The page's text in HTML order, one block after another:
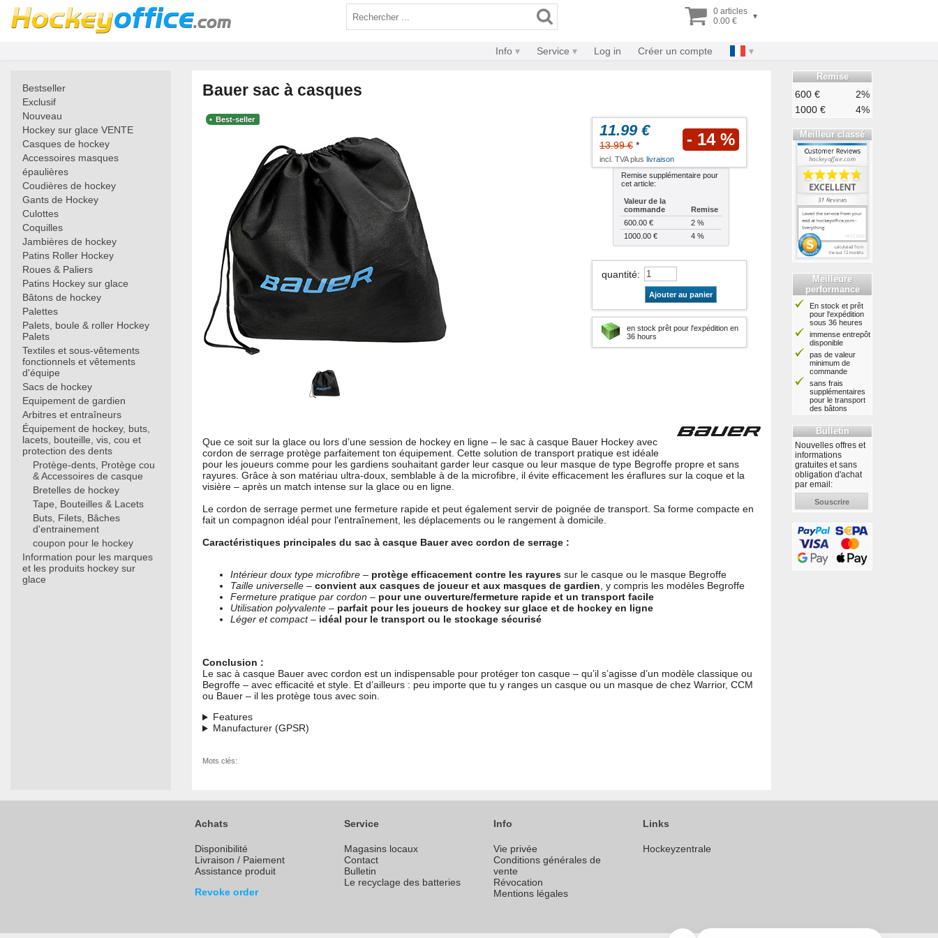
0 articles
0.00 €
▾
Info Service Log in Créer un compte
Bestseller
Exclusif
Nouveau
Hockey sur glace VENTE
Casques de hockey
Accessoires masques
épaulières
Coudières de hockey
Gants de Hockey
Culottes
Coquilles
Jambières de hockey
Patins Roller Hockey
Roues & Paliers
Patins Hockey sur glace
Bâtons de hockey
Palettes
Palets, boule & roller Hockey
Palets
Textiles et sous-vêtements
fonctionnels et vêtements
d'équipe
Sacs de hockey
Equipement de gardien
Arbitres et entraîneurs
Équipement de hockey, buts,
lacets, bouteille, vis, cou et
protection des dents
Protège-dents, Protège cou
& Accessoires de casque
Bretelles de hockey
Tape, Bouteilles & Lacets
Buts, Filets, Bâches
d'entrainement
coupon pour le hockey
Information pour les marques
et les produits hockey sur
glace
Bauer sac à casques
Best-seller
11.99 €
13.99 € * - 14 %
incl. TVA plus livraison
Remise supplémentaire pour
cet article:
Valeur de la
commande
Remise
600.00 €
2 %
1000.00 €
4 %
quantité:
Ajouter au panier
en stock prêt pour l'expédition en
36 hours
Que ce soit sur la glace ou lors d’une session de hockey en ligne – le sac à casque Bauer Hockey avec
cordon de serrage protège parfaitement ton équipement. Cette solution de transport pratique est idéale
pour les joueurs comme pour les gardiens souhaitant garder leur casque ou leur masque de type Begroffe propre et sans
rayures. Grâce à son matériau ultra-doux, semblable à de la microfibre, il évite efficacement les éraflures sur la coque et la
visière – après un match intense sur la glace ou en ligne.
Le cordon de serrage permet une fermeture rapide et peut également servir de poignée de transport. Sa forme compacte en
fait un compagnon idéal pour l'entraînement, les déplacements ou le rangement à domicile.
Caractéristiques principales du sac à casque Bauer avec cordon de serrage :
Intérieur doux type microfibre – protège efficacement contre les rayures sur le casque ou le masque Begroffe
Taille universelle – convient aux casques de joueur et aux masques de gardien, y compris les modèles Begroffe
Fermeture pratique par cordon – pour une ouverture/fermeture rapide et un transport facile
Utilisation polyvalente – parfait pour les joueurs de hockey sur glace et de hockey en ligne
Léger et compact– idéal pour le transport ou le stockage sécurisé
Conclusion :
Le sac à casque Bauer avec cordon est un indispensable pour protéger ton casque – qu’il s’agisse d’un modèle classique ou
Begroffe – avec efficacité et style. Et d’ailleurs : peu importe que tu y ranges un casque ou un masque de chez Warrior, CCM
ou Bauer – il les protège tous avec soin.
Features
Manufacturer (GPSR)
Mots clés:
Remise
600 €
2%
1000 €
4%
Meilleur classé
Meilleure
performance
En stock et prêt
pour l'expédition
sous 36 heures
immense entrepôt
disponible
pas de valeur
minimum de
commande
sans frais
supplémentaires
pour le transport
des bâtons
Bulletin
Nouvelles offres et
informations
gratuites et sans
obligation d'achat
par email:
Souscrire
Achats
Disponibilité
Livraison / Paiement
Assistance produit
Revoke order
Service
Magasins locaux
Contact
Bulletin
Le recyclage des batteries
Info
Vie privée
Conditions générales de
vente
Révocation
Mentions légales
Links
Hockeyzentrale